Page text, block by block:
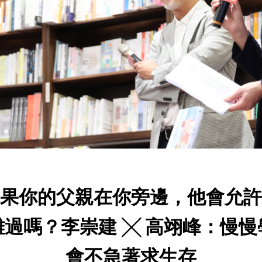
你的父親在你旁邊，他會允
過嗎？李崇建 ╳ 高翊峰：慢慢
會不急著求生存